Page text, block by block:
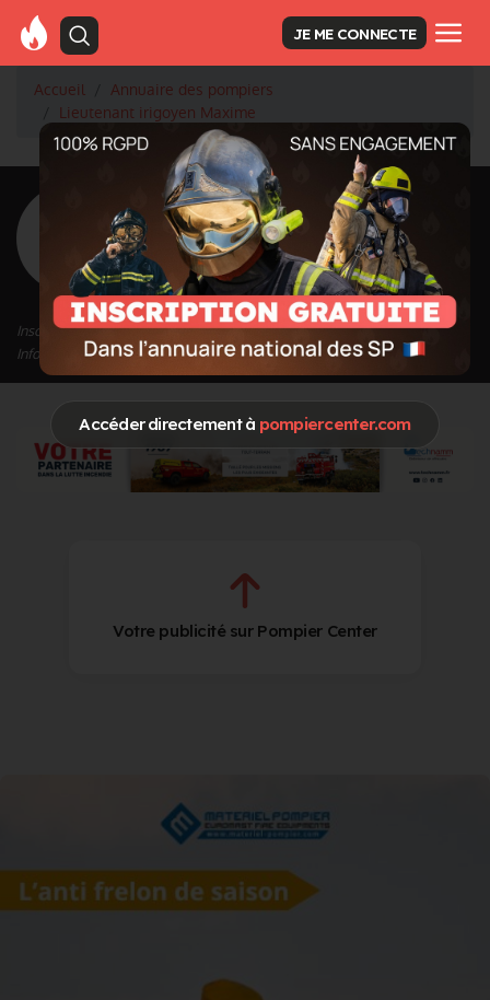
Accéder directement à pompiercenter.com
JE ME CONNECTE
Accueil
Annuaire des pompiers
Lieutenant irigoyen Maxime
<Retour à la liste des pompiers
irigoyen Maxime
Grade : Lieutenant
Inscrit depuis le 12/10/2022 à 15:54
Informations mises à jour le 12/10/2022 à 15:54
Votre publicité sur Pompier Center